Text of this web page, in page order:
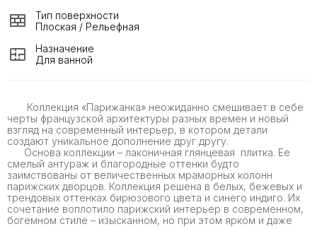
Коллекция «Парижанка» неожиданно смешивает в себе
черты французской архитектуры разных времен и новый
взгляд на современный интерьер, в котором детали
создают уникальное дополнение друг другу.
Основа коллекции – лаконичная глянцевая плитка. Ее
смелый антураж и благородные оттенки будто
заимствованы от величественных мраморных колонн
парижских дворцов. Коллекция решена в белых, бежевых и
трендовых оттенках бирюзового цвета и синего индиго. Их
сочетание воплотило парижский интерьер в современном,
богемном стиле – изысканном, но при этом ярком и даже
Тип поверхности
Плоская / Рельефная
Назначение
Для ванной